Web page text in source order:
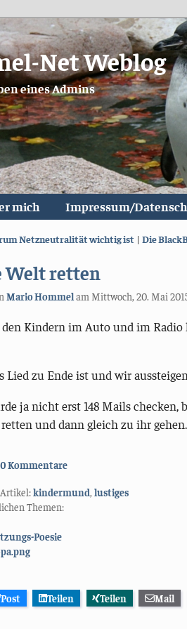
Net Weblog
eines Admins
mich Impressum/
Netzneutralität wichtig ist | Die
Welt retten
Mario Hommelam Mittwoch, 20. Mai
Kindern im Auto und im
Lied zu Ende ist und wir
ja nicht erst 148 Mails
und dann gleich zu ihr
0 Kommentare
kindermund lustiges
Themen:
Poesie
Post Teilen Teilen Mail